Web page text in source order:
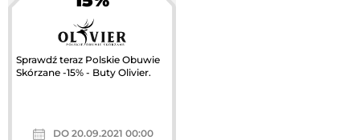
Sprawdź teraz Polskie Obuwie
Skórzane -15% - Buty Olivier.
DO 20.09.2021 00:00
Największa akcja
rabatowa w Polsce